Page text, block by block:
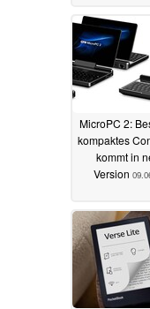
MicroPC 2:
kompaktes
kommt in
Version